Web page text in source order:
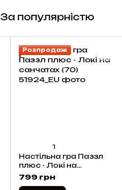
За популярністю
Розпродаж
1
Настільна гра Паззл
плюс - Локі на
санчатах (70)
799 грн